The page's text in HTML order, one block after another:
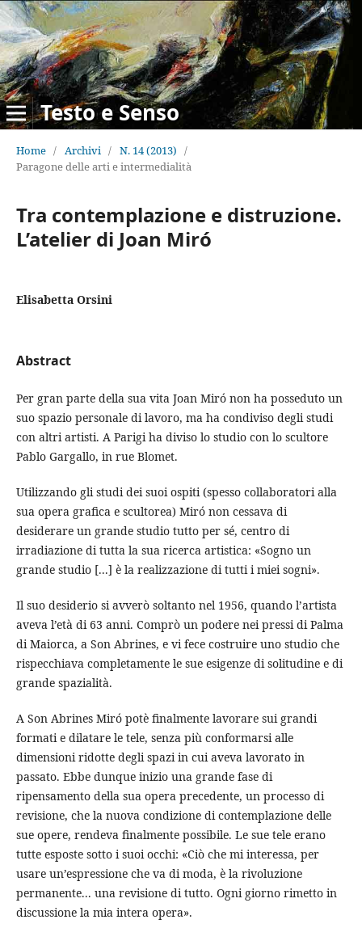
Testo e Senso
Home / Archivi / N. 14 (2013) /
Paragone delle arti e intermedialità
Tra contemplazione e distruzione.
L’atelier di Joan Miró
Elisabetta Orsini
Abstract
Per gran parte della sua vita Joan Miró non ha posseduto un
suo spazio personale di lavoro, ma ha condiviso degli studi
con altri artisti. A Parigi ha diviso lo studio con lo scultore
Pablo Gargallo, in rue Blomet.
Utilizzando gli studi dei suoi ospiti (spesso collaboratori alla
sua opera grafica e scultorea) Miró non cessava di
desiderare un grande studio tutto per sé, centro di
irradiazione di tutta la sua ricerca artistica: «Sogno un
grande studio [...] è la realizzazione di tutti i miei sogni».
Il suo desiderio si avverò soltanto nel 1956, quando l’artista
aveva l’età di 63 anni. Comprò un podere nei pressi di Palma
di Maiorca, a Son Abrines, e vi fece costruire uno studio che
rispecchiava completamente le sue esigenze di solitudine e di
grande spazialità.
A Son Abrines Miró potè finalmente lavorare sui grandi
formati e dilatare le tele, senza più conformarsi alle
dimensioni ridotte degli spazi in cui aveva lavorato in
passato. Ebbe dunque inizio una grande fase di
ripensamento della sua opera precedente, un processo di
revisione, che la nuova condizione di contemplazione delle
sue opere, rendeva finalmente possibile. Le sue tele erano
tutte esposte sotto i suoi occhi: «Ciò che mi interessa, per
usare un’espressione che va di moda, è la rivoluzione
permanente... una revisione di tutto. Ogni giorno rimetto in
discussione la mia intera opera».